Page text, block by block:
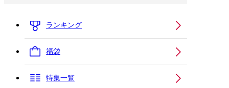
ランキング
福袋
特集一覧